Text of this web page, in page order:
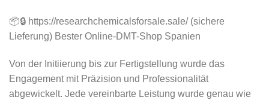
📦🔒 https://researchchemicalsforsale.sale/ (sichere
Lieferung) Bester Online-DMT-Shop Spanien
Von der Initiierung bis zur Fertigstellung wurde das
Engagement mit Präzision und Professionalität
abgewickelt. Jede vereinbarte Leistung wurde genau wie